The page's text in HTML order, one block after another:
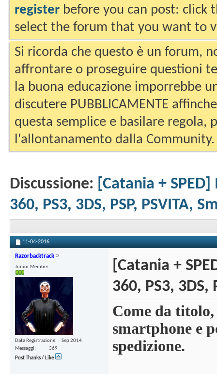
register before you can post: click
select the forum that you want to
Si ricorda che questo è un forum,
affrontare o proseguire questioni
la buona educazione imporrebbe
discutere PUBBLICAMENTE
questa semplice e basilare regola,
l'allontanamento dalla Community.
Discussione: [Catania +
360, PS3, 3DS, PSP, PSVITA,
11-04-2016
Razorbacktrack
Junior Member
Data Registrazione
Sep 2014
Messaggi
369
Post Thanks / Like
[Catania +
360, PS3, 3DS,
Come da
smartphone e
spedizione.